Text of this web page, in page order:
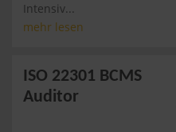
Intensiv...
mehr lesen
ISO 22301 BCMS
Auditor